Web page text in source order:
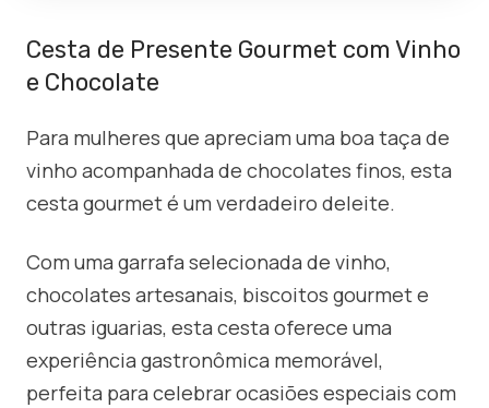
Cesta de Presente Gourmet com Vinho
e Chocolate
Para mulheres que apreciam uma boa taça de
vinho acompanhada de chocolates finos, esta
cesta gourmet é um verdadeiro deleite.
Com uma garrafa selecionada de vinho,
chocolates artesanais, biscoitos gourmet e
outras iguarias, esta cesta oferece uma
experiência gastronômica memorável,
perfeita para celebrar ocasiões especiais com